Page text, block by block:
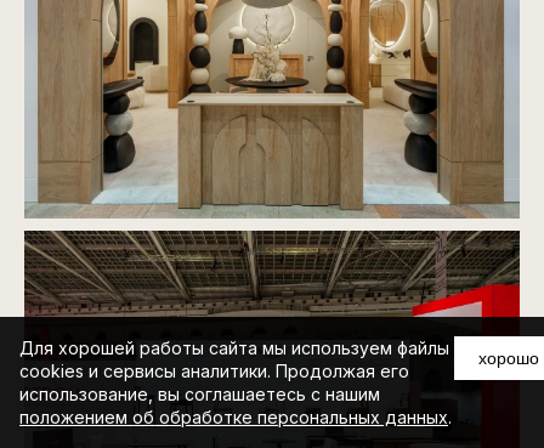
Для хорошей работы сайта мы используем файлы
cookies и сервисы аналитики. Продолжая его
использование, вы соглашаетесь с нашим
положением об обработке персональных данных.
хорошо